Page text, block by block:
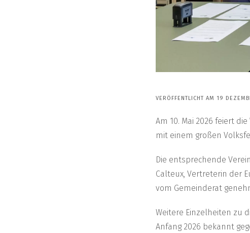
VERÖFFENTLICHT AM 19
Am 10. Mai 2026 feiert
mit einem großen
Die entsprechende
Calteux, Vertreterin der
vom Gemeinderat
Weitere Einzelheiten zu
Anfang 2026 bekannt